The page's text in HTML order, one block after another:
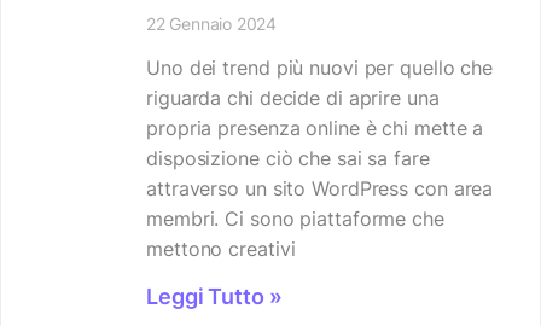
22 Gennaio 2024
Uno dei trend più nuovi per quello che
riguarda chi decide di aprire una
propria presenza online è chi mette a
disposizione ciò che sai sa fare
attraverso un sito WordPress con area
membri. Ci sono piattaforme che
mettono creativi
Leggi Tutto »